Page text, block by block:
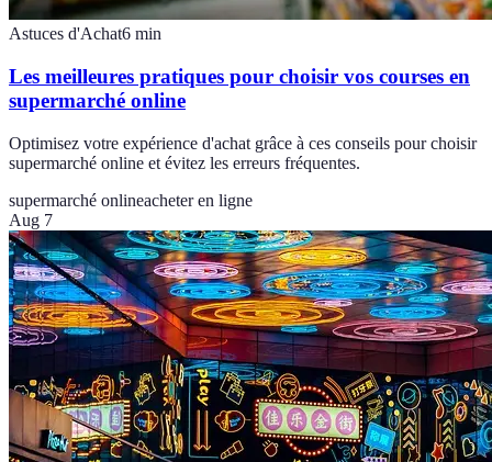
Astuces d'Achat6 min
Les meilleures pratiques pour choisir vos courses en
supermarché online
Optimisez votre expérience d'achat grâce à ces conseils pour choisir
supermarché online et évitez les erreurs fréquentes.
supermarché onlineacheter en ligne
Aug 7